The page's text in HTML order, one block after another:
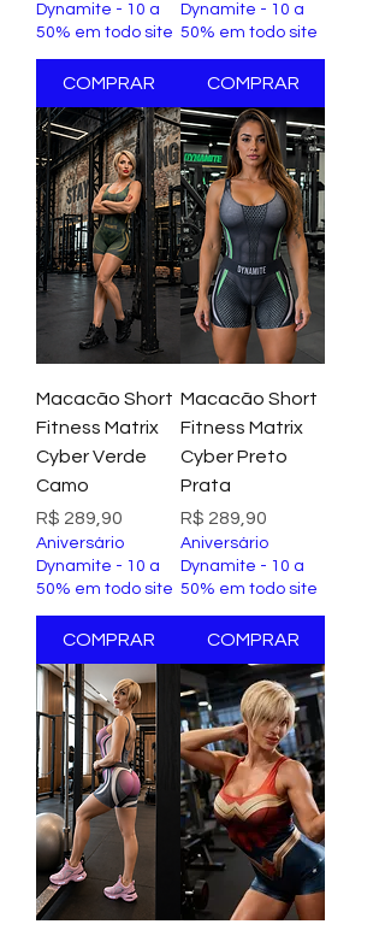
Dynamite - 10 a
50% em todo site
COMPRAR
Dynamite - 10 a
50% em todo site
COMPRAR
Macacão Short
Fitness Matrix
Cyber Verde
Camo
Preço
R$ 289,90
Aniversário
Dynamite - 10 a
50% em todo site
COMPRAR
Macacão Short
Fitness Matrix
Cyber Preto
Prata
Preço
R$ 289,90
Aniversário
Dynamite - 10 a
50% em todo site
COMPRAR